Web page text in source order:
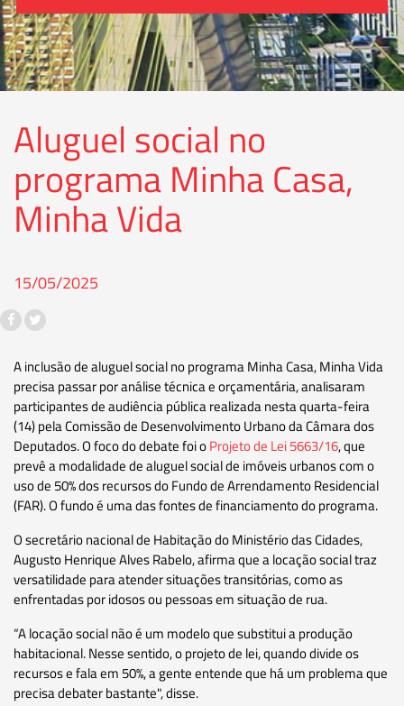
Aluguel social no
programa Minha Casa,
Minha Vida
15/05/2025
A inclusão de aluguel social no programa Minha Casa, Minha Vida
precisa passar por análise técnica e orçamentária, analisaram
participantes de audiência pública realizada nesta quarta-feira
(14) pela Comissão de Desenvolvimento Urbano da Câmara dos
Deputados. O foco do debate foi oProjeto de Lei 5663/16, que
prevê a modalidade de aluguel social de imóveis urbanos com o
uso de 50% dos recursos do Fundo de Arrendamento Residencial
(FAR). O fundo é uma das fontes de financiamento do programa.
O secretário nacional de Habitação do Ministério das Cidades,
Augusto Henrique Alves Rabelo, afirma que a locação social traz
versatilidade para atender situações transitórias, como as
enfrentadas por idosos ou pessoas em situação de rua.
“A locação social não é um modelo que substitui a produção
habitacional. Nesse sentido, o projeto de lei, quando divide os
recursos e fala em 50%, a gente entende que há um problema que
precisa debater bastante", disse.